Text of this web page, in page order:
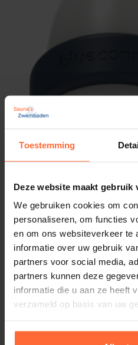
Toestemming
Deze website maakt gebruik
We gebruiken cookies om
personaliseren, om functies
en om ons websiteverkeer te
informatie over uw gebruik
partners voor social media,
partners kunnen deze
informatie die u aan ze heeft
verzameld op basis van uw